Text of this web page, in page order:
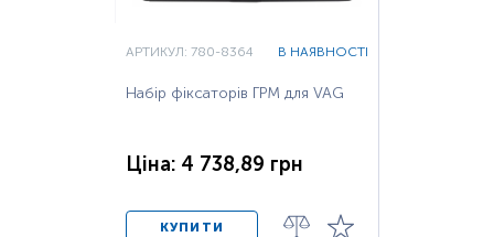
АРТИКУЛ: 780-8364 В НАЯВНОСТІ
Набір фіксаторів ГРМ для VAG
Ціна: 4 738,89 грн
КУПИТИ